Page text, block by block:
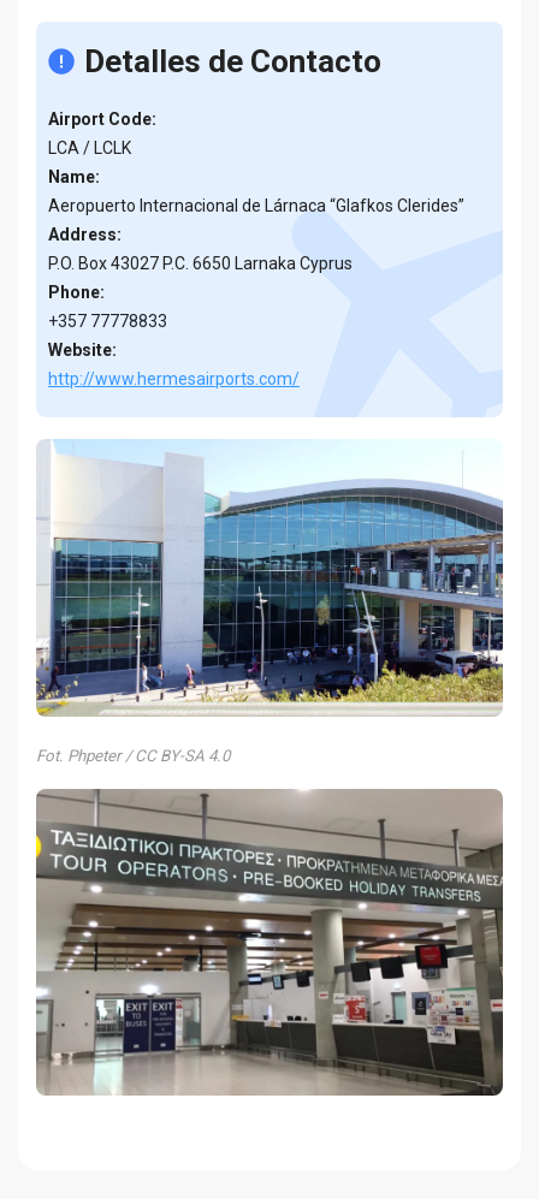
Detalles de Contacto
Airport Code:
LCA / LCLK
Name:
Aeropuerto Internacional de Lárnaca “Glafkos Clerides”
Address:
P.O. Box 43027 P.C. 6650 Larnaka Cyprus
Phone:
+357 77778833
Website:
http://www.hermesairports.com/
Fot. Phpeter / CC BY-SA 4.0